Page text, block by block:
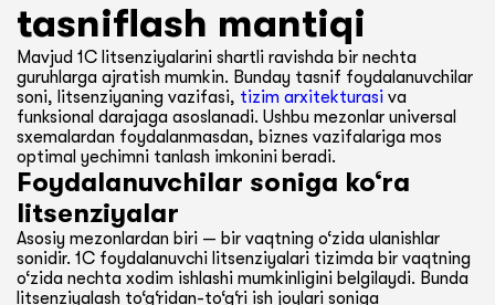
tasniflash mantiqi
Mavjud 1C litsenziyalarini shartli ravishda bir nechta
guruhlarga ajratish mumkin. Bunday tasnif foydalanuvchilar
soni, litsenziyaning vazifasi, tizim arxitekturasi va
funksional darajaga asoslanadi. Ushbu mezonlar universal
sxemalardan foydalanmasdan, biznes vazifalariga mos
optimal yechimni tanlash imkonini beradi.
Foydalanuvchilar soniga ko‘ra
litsenziyalar
Asosiy mezonlardan biri — bir vaqtning o‘zida ulanishlar
sonidir. 1C foydalanuvchi litsenziyalari tizimda bir vaqtning
o‘zida nechta xodim ishlashi mumkinligini belgilaydi. Bunda
litsenziyalash to‘g‘ridan-to‘g‘ri ish joylari soniga